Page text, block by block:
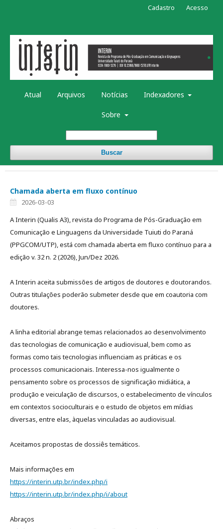
Atual Arquivos Notícias Indexadores
Sobre
Buscar
Cadastro Acesso
Chamada aberta em fluxo contínuo
2026-03-03
A Interin (Qualis A3), revista do Programa de Pós-Graduação em
Comunicação e Linguagens da Universidade Tuiuti do Paraná
(PPGCOM/UTP), está com chamada aberta em fluxo contínuo para a
edição v. 32 n. 2 (2026), Jun/Dez 2026.
A Interin aceita submissões de artigos de doutores e doutorandos.
Outras titulações poderão submeter desde que em coautoria com
doutores.
A linha editorial abrange temas relacionados ao desenvolvimento
das tecnologias de comunicação e audiovisual, bem como as
formas como tais tecnologias influenciam as práticas e os
processos comunicacionais. Interessa-nos igualmente o
pensamento sobre os processos de significação midiática, a
produção e veiculação de discursos, o estabelecimento de vínculos
em contextos socioculturais e o estudo de objetos em mídias
diversas, entre elas, àquelas vinculadas ao audiovisual.
Aceitamos propostas de dossiês temáticos.
Mais informações em
https://interin.utp.br/index.php/i
https://interin.utp.br/index.php/i/about
Abraços